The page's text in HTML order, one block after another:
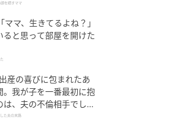
を晒すママ
マ、生きてるよね？」
ると思って部屋を開けた
の喜びに包まれたあ
。我が子を一番最初に抱
は、夫の不倫相手でし
た夫の末路